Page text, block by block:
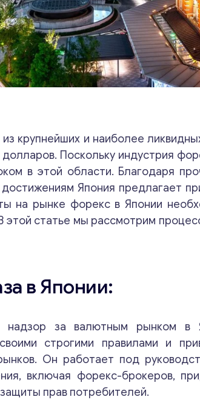
крупнейших и наиболее
Поскольку индустрия
в этой области. Благодаря
достижениям Япония предлагает
на рынке форекс в Японии
статье мы рассмотрим
в Японии:
за валютным рынком в
строгими правилами и
Он работает под
включая форекс-брокеров,
прав потребителей.